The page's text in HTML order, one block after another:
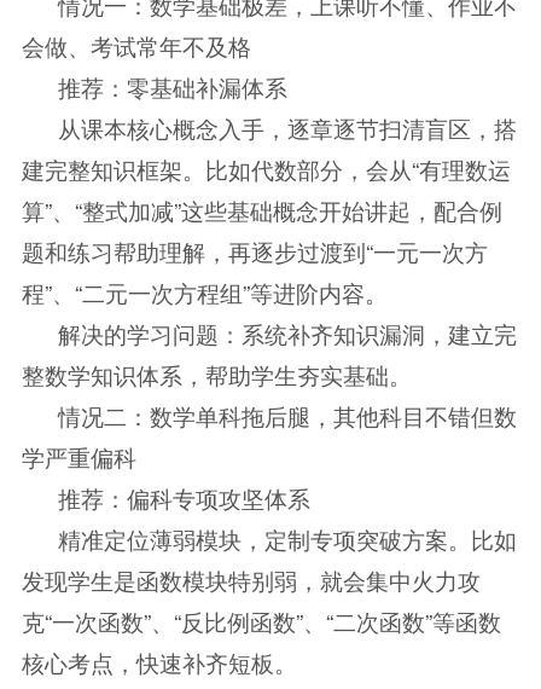
会做、考试常年不及格
推荐：零基础补漏体系
从课本核心概念入手，逐章逐节扫清盲区，搭
建完整知识框架。比如代数部分，会从“有理数运
算”、“整式加减”这些基础概念开始讲起，配合例
题和练习帮助理解，再逐步过渡到“一元一次方
程”、“二元一次方程组”等进阶内容。
解决的学习问题：系统补齐知识漏洞，建立完
整数学知识体系，帮助学生夯实基础。
情况二：数学单科拖后腿，其他科目不错但数
学严重偏科
推荐：偏科专项攻坚体系
精准定位薄弱模块，定制专项突破方案。比如
发现学生是函数模块特别弱，就会集中火力攻
克“一次函数”、“反比例函数”、“二次函数”等函数
核心考点，快速补齐短板。